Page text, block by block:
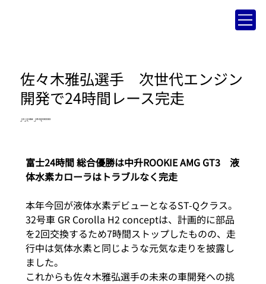
佐々木雅弘選手 次世代エンジン
開発で24時間レース完走
၂၀၂၃ မေ ၂၈ ၀၃:၀၀:၀၀
富士24時間 総合優勝は中升ROOKIE AMG GT3　液
体水素カローラはトラブルなく完走
本年今回が液体水素デビューとなるST-Qクラス。
32号車 GR Corolla H2 conceptは、計画的に部品
を2回交換するため7時間ストップしたものの、走
行中は気体水素と同じような元気な走りを披露し
ました。
これからも佐々木雅弘選手の未来の車開発への挑